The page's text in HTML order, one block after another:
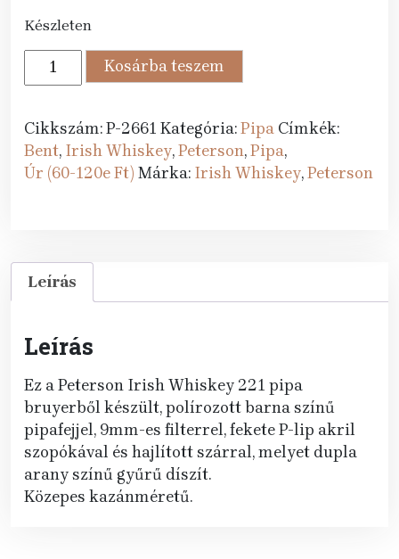
87
989 Ft.
79
990 Ft.
Készleten
Peterson
pipa
Whiskey
221
P-
Kosárba teszem
Cikkszám:P-2661 Kategória:Pipa Címkék:
Bent, Irish Whiskey,Peterson,Pipa,
Úr (60-120e Ft) Márka: Irish Whiskey,Peterson
Leírás
Leírás
Ez a Peterson Irish Whiskey 221 pipa
bruyerből készült, polírozott barna színű
pipafejjel, 9mm-es filterrel, fekete P-lip akril
szopókával és hajlított szárral, melyet dupla
arany színű gyűrű díszít.
Közepes kazánméretű.